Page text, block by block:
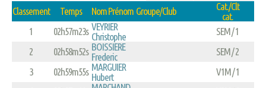
Classement Temps Nom Prénom Groupe/Club
Cat./Clt
cat.
1
02h57m23s VEYRIER
Christophe
SEM / 1
2
02h58m52s BOISSIERE
Frederic
SEM / 2
3
02h59m55s MARGUIER
Hubert
V1M / 1